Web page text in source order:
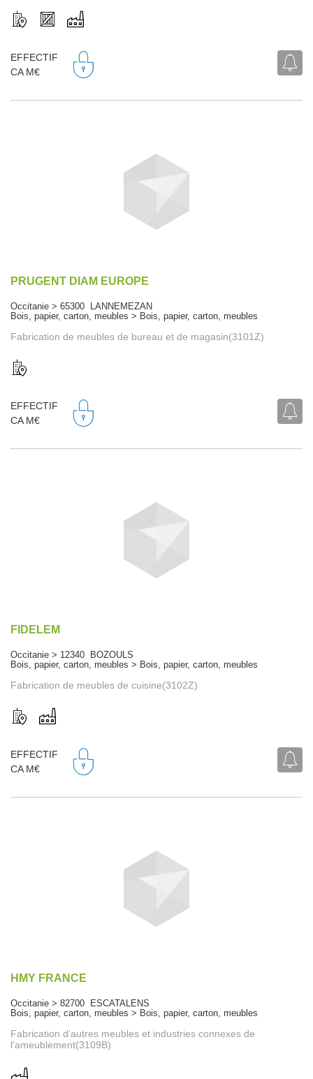
EFFECTIF
CA M€
PRUGENT DIAM EUROPE
Occitanie > 65300 LANNEMEZAN
Bois, papier, carton, meubles > Bois, papier, carton, meubles
Fabrication de meubles de bureau et de magasin(3101Z)
EFFECTIF
CA M€
FIDELEM
Occitanie > 12340 BOZOULS
Bois, papier, carton, meubles > Bois, papier, carton, meubles
Fabrication de meubles de cuisine(3102Z)
EFFECTIF
CA M€
HMY FRANCE
Occitanie > 82700 ESCATALENS
Bois, papier, carton, meubles > Bois, papier, carton, meubles
Fabrication d’autres meubles et industries connexes de
l’ameublement(3109B)